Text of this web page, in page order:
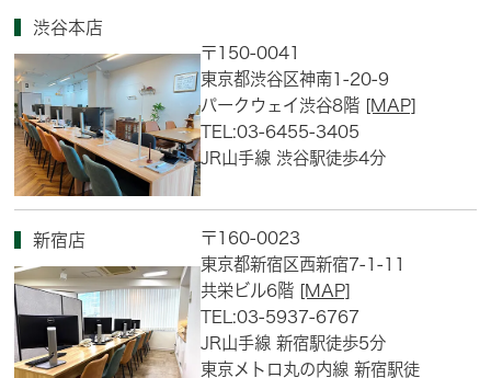
渋谷本店
〒150-0041
東京都渋谷区神南1-20-9
パークウェイ渋谷8階 [MAP]
TEL:03-6455-3405
JR山手線 渋谷駅徒歩4分
新宿店
〒160-0023
東京都新宿区西新宿7-1-11
共栄ビル6階 [MAP]
TEL:03-5937-6767
JR山手線 新宿駅徒歩5分
東京メトロ丸の内線 新宿駅徒